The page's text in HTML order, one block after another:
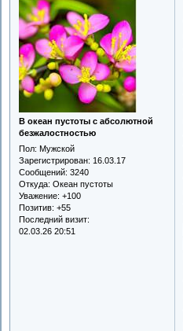
В океан пустоты с абсолютной
безжалостностью
Пол: Мужской
Зарегистрирован: 16.03.17
Сообщений: 3240
Откуда: Океан пустоты
Уважение: +100
Позитив: +55
Последний визит:
02.03.26 20:51